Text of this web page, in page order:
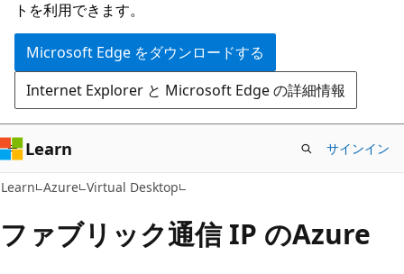
ン
ツ
に
ス
キ
ッ
プ
トを利用できます。
Microsoft Edge をダウンロードする
Internet Explorer と Microsoft Edge の詳細情報
Learn サインイン
Learn Azure Virtual Desktop
ファブリック通信 IP のAzure